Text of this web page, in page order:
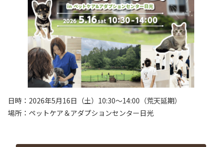
日時：2026年5月16日（土）10:30～14:00（荒天延期）
場所：ペットケア＆アダプションセンター日光